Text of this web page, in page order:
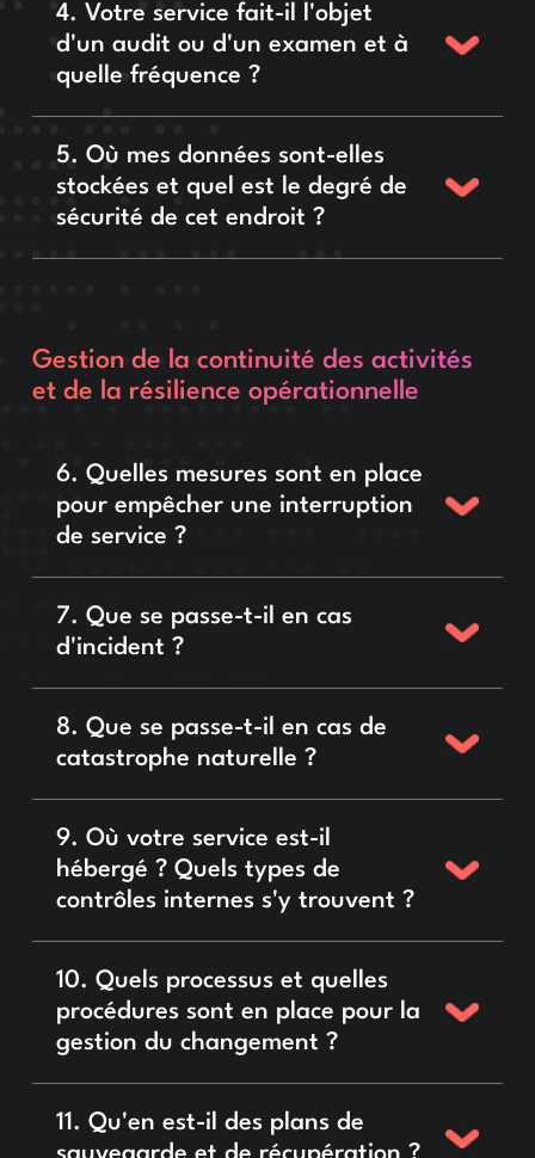
4. Votre service fait-il l'objet
d'un audit ou d'un examen et à
quelle fréquence ?
5. Où mes données sont-elles
stockées et quel est le degré de
sécurité de cet endroit ?
Gestion de la continuité des activités
et de la résilience opérationnelle
6. Quelles mesures sont en place
pour empêcher une interruption
de service ?
7. Que se passe-t-il en cas
d'incident ?
8. Que se passe-t-il en cas de
catastrophe naturelle ?
9. Où votre service est-il
hébergé ? Quels types de
contrôles internes s'y trouvent ?
10. Quels processus et quelles
procédures sont en place pour la
gestion du changement ?
11. Qu'en est-il des plans de